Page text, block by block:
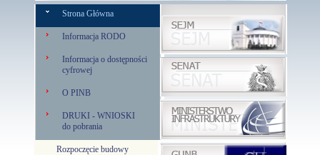
Strona Główna
Informacja RODO
Informacja o dostępności
cyfrowej
O PINB
DRUKI - WNIOSKI
do pobrania
Rozpoczęcie budowy